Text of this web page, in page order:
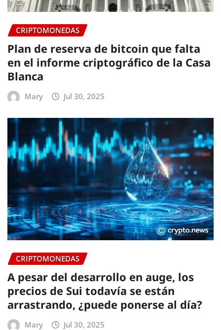
CRIPTOMONEDAS
Plan de reserva de bitcoin que falta
en el informe criptográfico de la Casa
Blanca
Mary Jul 30, 2025
CRIPTOMONEDAS
A pesar del desarrollo en auge, los
precios de Sui todavía se están
arrastrando, ¿puede ponerse al día?
Mary Jul 30, 2025